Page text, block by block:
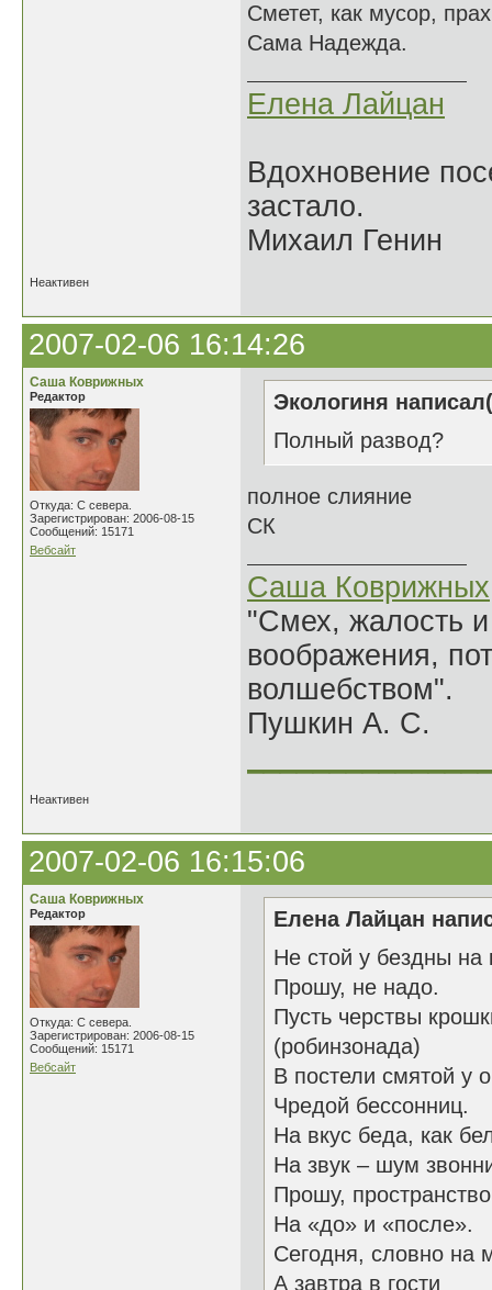
Сметет, как мусор,
Сама Надежда.
Елена Лайцан
Вдохновение
застало.
Михаил Генин
Неактивен
2007-02-06 16:14:26
Саша Коврижных
Редактор
Откуда: С севера.
Зарегистрирован: 2006-08-15
Сообщений: 15171
Вебсайт
Экологиня
Полный развод?
полное слияние
СК
Саша Коврижных
"Смех, жалость
воображения,
волшебством".
Пушкин А. С.
Неактивен
2007-02-06 16:15:06
Саша Коврижных
Редактор
Откуда: С севера.
Зарегистрирован: 2006-08-15
Сообщений: 15171
Вебсайт
Елена Лайцан
Не стой у бездны на
Прошу, не надо.
Пусть черствы
(робинзонада)
В постели смятой у
Чредой бессонниц.
На вкус беда, как
На звук – шум
Прошу,
На «до» и «после».
Сегодня, словно на
А завтра в гости